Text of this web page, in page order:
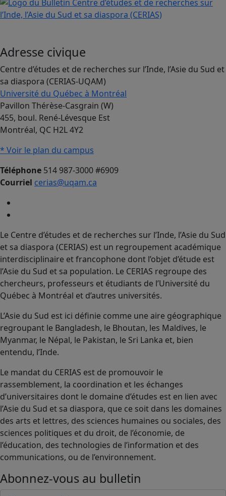
Adresse civique
Centre d’études et de recherches sur l’Inde, l’Asie du Sud et
sa diaspora (CERIAS-UQAM)
Université du Québec à Montréal
Pavillon Thérèse-Casgrain (W)
455, boul. René-Lévesque Est
Montréal, QC H2L 4Y2
* Voir le plan du campus
Téléphone 514 987-3000 #6909
Courriel cerias@uqam.ca
Le Centre d’études et de recherches sur l’Inde, l’Asie du Sud
et sa diaspora (CERIAS) est un regroupement académique
interdisciplinaire et francophone dont l’objet d’étude est
l’Asie du Sud et sa population. Le CERIAS regroupe des
chercheurs, professeurs et étudiants de l’Université du
Québec à Montréal et d’autres universités.
L’Asie du Sud est ici définie comme une aire géographique
regroupant le Bangladesh, le Bhoutan, les Maldives, le
Myanmar, le Népal, le Pakistan, le Sri Lanka et, bien
entendu, l’Inde.
Le mandat du CERIAS est de promouvoir le
rassemblement, la coordination et les échanges
d’universitaires dont le domaine d’études est en lien avec
l’Asie du Sud et sa diaspora, que ce soit dans les domaines
des arts et lettres, des sciences humaines ou sociales, des
sciences politiques et du droit, de l’économie, de
l’éducation, des technologies de l’information et des
communications, ou de l’environnement.
Abonnez-vous au bulletin